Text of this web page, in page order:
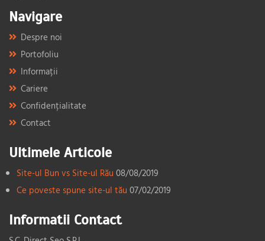
Navigare
Despre noi
Portofoliu
Informații
Cariere
Confidențialitate
Contact
Ultimele Articole
Site-ul Bun vs Site-ul Rău 08/08/2019
Ce poveste spune site-ul tău 07/02/2019
Informatii Contact